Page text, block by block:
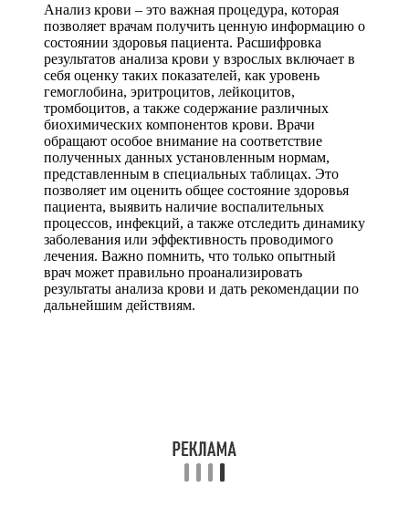
Анализ крови – это важная процедура, которая
позволяет врачам получить ценную информацию о
состоянии здоровья пациента. Расшифровка
результатов анализа крови у взрослых включает в
себя оценку таких показателей, как уровень
гемоглобина, эритроцитов, лейкоцитов,
тромбоцитов, а также содержание различных
биохимических компонентов крови. Врачи
обращают особое внимание на соответствие
полученных данных установленным нормам,
представленным в специальных таблицах. Это
позволяет им оценить общее состояние здоровья
пациента, выявить наличие воспалительных
процессов, инфекций, а также отследить динамику
заболевания или эффективность проводимого
лечения. Важно помнить, что только опытный
врач может правильно проанализировать
результаты анализа крови и дать рекомендации по
дальнейшим действиям.